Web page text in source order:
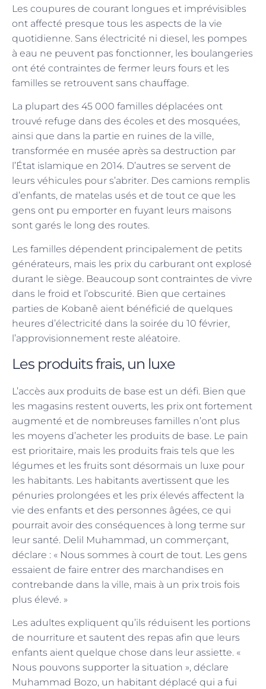
Les coupures de courant longues et imprévisibles
ont affecté presque tous les aspects de la vie
quotidienne. Sans électricité ni diesel, les pompes
à eau ne peuvent pas fonctionner, les boulangeries
ont été contraintes de fermer leurs fours et les
familles se retrouvent sans chauffage.
La plupart des 45 000 familles déplacées ont
trouvé refuge dans des écoles et des mosquées,
ainsi que dans la partie en ruines de la ville,
transformée en musée après sa destruction par
l’État islamique en 2014. D’autres se servent de
leurs véhicules pour s’abriter. Des camions remplis
d’enfants, de matelas usés et de tout ce que les
gens ont pu emporter en fuyant leurs maisons
sont garés le long des routes.
Les familles dépendent principalement de petits
générateurs, mais les prix du carburant ont explosé
durant le siège. Beaucoup sont contraintes de vivre
dans le froid et l’obscurité. Bien que certaines
parties de Kobanê aient bénéficié de quelques
heures d’électricité dans la soirée du 10 février,
l’approvisionnement reste aléatoire.
Les produits frais, un luxe
L’accès aux produits de base est un défi. Bien que
les magasins restent ouverts, les prix ont fortement
augmenté et de nombreuses familles n’ont plus
les moyens d’acheter les produits de base. Le pain
est prioritaire, mais les produits frais tels que les
légumes et les fruits sont désormais un luxe pour
les habitants. Les habitants avertissent que les
pénuries prolongées et les prix élevés affectent la
vie des enfants et des personnes âgées, ce qui
pourrait avoir des conséquences à long terme sur
leur santé. Delil Muhammad, un commerçant,
déclare : « Nous sommes à court de tout. Les gens
essaient de faire entrer des marchandises en
contrebande dans la ville, mais à un prix trois fois
plus élevé. »
Les adultes expliquent qu’ils réduisent les portions
de nourriture et sautent des repas afin que leurs
enfants aient quelque chose dans leur assiette. «
Nous pouvons supporter la situation », déclare
Muhammad Bozo, un habitant déplacé qui a fui